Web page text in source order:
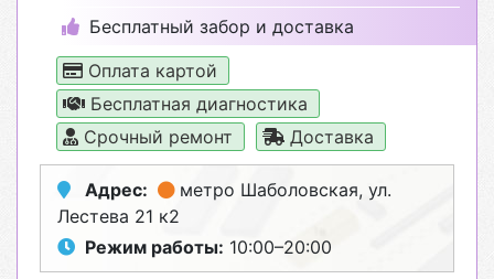
Бесплатный забор и доставка
Оплата картой
Бесплатная диагностика
Срочный ремонт
Доставка
Адрес: метро Шаболовская, ул.
Лестева 21 к2
Режим работы: 10:00–20:00